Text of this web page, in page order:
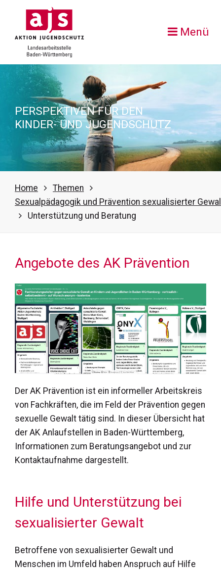
Menü
PERSPEKTIVEN FÜR DEN
KINDER- UND JUGENDSCHUTZ
Home
Themen
Sexualpädagogik und Prävention sexualisierter
Unterstützung und Beratung
Angebote des AK Prävention
Der AK Prävention ist ein informeller Arbeitskreis
von Fachkräften, die im Feld der Prävention gegen
sexuelle Gewalt tätig sind. In dieser Übersicht hat
der AK Anlaufstellen in Baden-Württemberg,
Informationen zum Beratungsangebot und zur
Kontaktaufnahme dargestellt.
Hilfe und Unterstützung bei
sexualisierter Gewalt
Betroffene von sexualisierter Gewalt und
Menschen im Umfeld haben Anspruch auf Hilfe